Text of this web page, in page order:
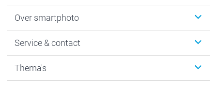
Fotoboeken
Fotocadeaus
Kaarten
Over smartphoto
Vacatures
Bestelproces
Service & contact
Tevredenheidsgarantie
Thema's